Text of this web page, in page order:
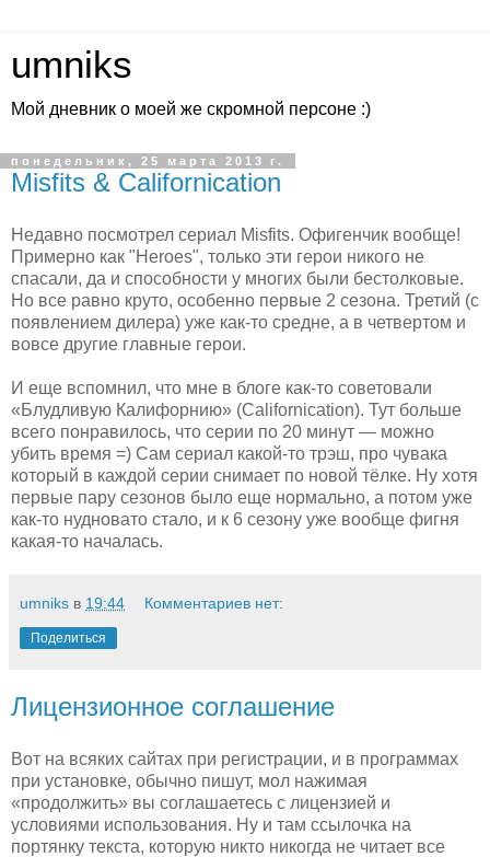
umniks
Мой дневник о моей же скромной персоне :)
понедельник, 25 марта 2013 г.
Misfits & Californication
Недавно посмотрел сериал Misfits. Офигенчик вообще!
Примерно как "Heroes", только эти герои никого не
спасали, да и способности у многих были бестолковые.
Но все равно круто, особенно первые 2 сезона. Третий (с
появлением дилера) уже как-то средне, а в четвертом и
вовсе другие главные герои.
И еще вспомнил, что мне в блоге как-то советовали
«Блудливую Калифорнию» (Californication). Тут больше
всего понравилось, что серии по 20 минут — можно
убить время =) Сам сериал какой-то трэш, про чувака
который в каждой серии снимает по новой тёлке. Ну хотя
первые пару сезонов было еще нормально, а потом уже
как-то нудновато стало, и к 6 сезону уже вообще фигня
какая-то началась.
umniks в 19:44 Комментариев нет:
Поделиться
Лицензионное соглашение
Вот на всяких сайтах при регистрации, и в программах
при установке, обычно пишут, мол нажимая
«продолжить» вы соглашаетесь с лицензией и
условиями использования. Ну и там ссылочка на
портянку текста, которую никто никогда не читает все